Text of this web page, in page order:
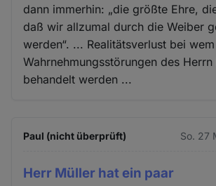
dann immerhin: „die größte Ehre,
daß wir allzumal durch die Weiber
werden“. ... Realitätsverlust bei
Wahrnehmungsstörungen des
behandelt werden ...
Paul (nicht überprüft) So. 27
Herr Müller hat ein paar